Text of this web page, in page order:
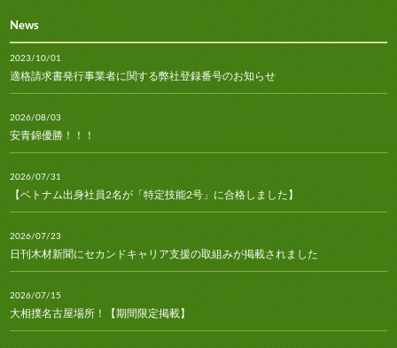
News
2023/10/01
適格請求書発行事業者に関する弊社登録番号のお知らせ
2026/08/03
安青錦優勝！！！
2026/07/31
【ベトナム出身社員2名が「特定技能2号」に合格しました】
2026/07/23
日刊木材新聞にセカンドキャリア支援の取組みが掲載されました
2026/07/15
大相撲名古屋場所！【期間限定掲載】